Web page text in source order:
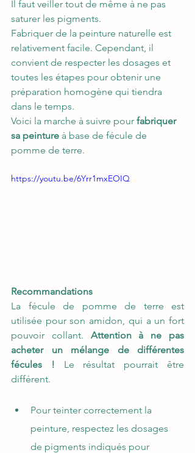
Il faut veiller tout de même à ne pas
saturer les pigments.
Fabriquer de la peinture naturelle est
relativement facile. Cependant, il
convient de respecter les dosages et
toutes les étapes pour obtenir une
préparation homogène qui tiendra
dans le temps.
Voici la marche à suivre pour fabriquer
sa peinture à base de fécule de
pomme de terre.
https://youtu.be/6Yrr1mxEOIQ
Recommandations
La fécule de pomme de terre est
utilisée pour son amidon, qui a un fort
pouvoir collant. Attention à ne pas
acheter un mélange de différentes
fécules ! Le résultat pourrait être
différent.
Pour teinter correctement la
peinture, respectez les dosages
de pigments indiqués pour